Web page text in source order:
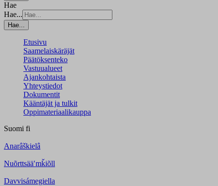
Hae
Hae...
Hae...
Etusivu
Saamelaiskäräjät
Päätöksenteko
Vastuualueet
Ajankohtaista
Yhteystiedot
Dokumentit
Kääntäjät ja tulkit
Oppimateriaalikauppa
Suomi fi
Anarâškielâ
Nuõrttsääʹmǩiõll
Davvisámegiella